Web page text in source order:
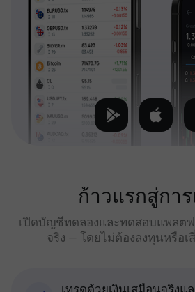
ก้าวแรกสู่การ
เปิดบัญชีทดลองและทดสอบแพลต
จริง — โดยไม่ต้องลงทุนหรือเ